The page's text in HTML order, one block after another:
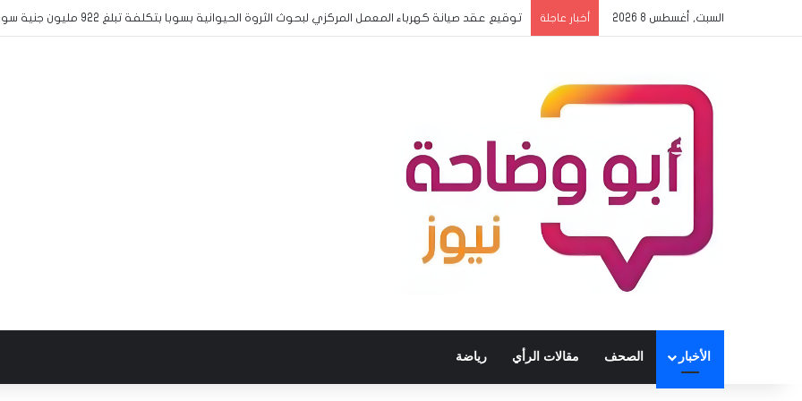
السبت, أغسطس 8 2026 أخبار عاجلة بدء وصول بعثات المدارس المشاركة في منافسات البطولة المدرسية الافريقية لكرة القدم الى الخرطوم
الأخبار الصحف مقالات الرأي رياضة